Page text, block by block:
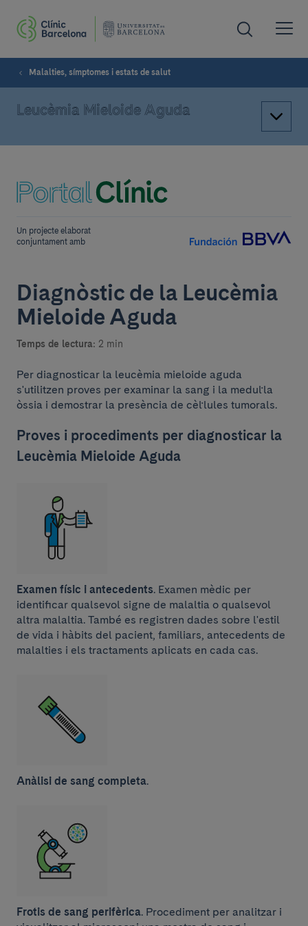
Malalties, símptomes i estats de salut
Leucèmia Mieloide Aguda
Un projecte elaborat
conjuntament amb
Diagnòstic de la Leucèmia
Mieloide Aguda
Temps de lectura: 2 min
Per diagnosticar la leucèmia mieloide aguda
s'utilitzen proves per examinar la sang i la medul·la
òssia i demostrar la presència de cèl·lules tumorals.
Proves i procediments per diagnosticar la
Leucèmia Mieloide Aguda
Examen físic i antecedents. Examen mèdic per
identificar qualsevol signe de malaltia o qualsevol
altra malaltia. També es registren dades sobre l'estil
de vida i hàbits del pacient, familiars, antecedents de
malalties i els tractaments aplicats en cada cas.
Anàlisi de sang completa.
Frotis de sang perifèrica. Procediment per analitzar i